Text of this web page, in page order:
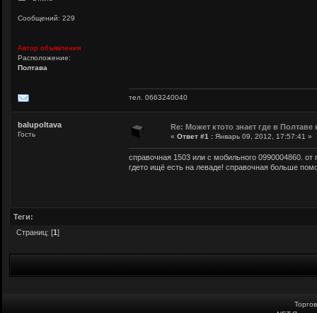
Сообщений: 229
Автор объявления
Расположение:
Полтава
тел. 0663240040
balupoltava
Гость
Re: Может ктото знает где в
« Ответ #1 : Январь 09, 2012, 17:57:41 »
справочная 1503 или с мобильного 0990004860.
гдето ищё есть на леваде! справочная больше
Теги:
Страниц: [1]